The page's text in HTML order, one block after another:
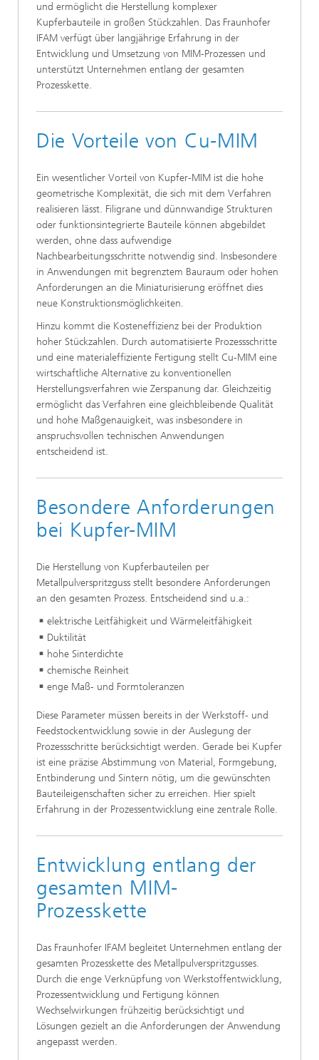
und ermöglicht die Herstellung komplexer
Kupferbauteile in großen Stückzahlen. Das Fraunhofer
IFAM verfügt über langjährige Erfahrung in der
Entwicklung und Umsetzung von MIM-Prozessen und
unterstützt Unternehmen entlang der gesamten
Prozesskette.
Die Vorteile von Cu-MIM
Ein wesentlicher Vorteil von Kupfer-MIM ist die hohe
geometrische Komplexität, die sich mit dem Verfahren
realisieren lässt. Filigrane und dünnwandige Strukturen
oder funktionsintegrierte Bauteile können abgebildet
werden, ohne dass aufwendige
Nachbearbeitungsschritte notwendig sind. Insbesondere
in Anwendungen mit begrenztem Bauraum oder hohen
Anforderungen an die Miniaturisierung eröffnet dies
neue Konstruktionsmöglichkeiten.
Hinzu kommt die Kosteneffizienz bei der Produktion
hoher Stückzahlen. Durch automatisierte Prozessschritte
und eine materialeffiziente Fertigung stellt Cu-MIM eine
wirtschaftliche Alternative zu konventionellen
Herstellungsverfahren wie Zerspanung dar. Gleichzeitig
ermöglicht das Verfahren eine gleichbleibende Qualität
und hohe Maßgenauigkeit, was insbesondere in
anspruchsvollen technischen Anwendungen
entscheidend ist.
Besondere Anforderungen
bei Kupfer-MIM
Die Herstellung von Kupferbauteilen per
Metallpulverspritzguss stellt besondere Anforderungen
an den gesamten Prozess. Entscheidend sind u.a.:
elektrische Leitfähigkeit und Wärmeleitfähigkeit
Duktilität
hohe Sinterdichte
chemische Reinheit
enge Maß- und Formtoleranzen
Diese Parameter müssen bereits in der Werkstoff- und
Feedstockentwicklung sowie in der Auslegung der
Prozessschritte berücksichtigt werden. Gerade bei Kupfer
ist eine präzise Abstimmung von Material, Formgebung,
Entbinderung und Sintern nötig, um die gewünschten
Bauteileigenschaften sicher zu erreichen. Hier spielt
Erfahrung in der Prozessentwicklung eine zentrale Rolle.
Entwicklung entlang der
gesamten MIM-
Prozesskette
Das Fraunhofer IFAM begleitet Unternehmen entlang der
gesamten Prozesskette des Metallpulverspritzgusses.
Durch die enge Verknüpfung von Werkstoffentwicklung,
Prozessentwicklung und Fertigung können
Wechselwirkungen frühzeitig berücksichtigt und
Lösungen gezielt an die Anforderungen der Anwendung
angepasst werden.